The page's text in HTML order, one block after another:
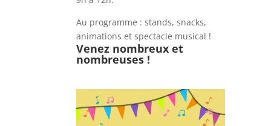
Au programme : stands, snacks,
animations et spectacle musical !
Venez nombreux et
nombreuses !